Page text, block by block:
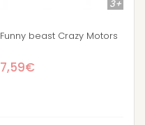
3+
Funny beast Crazy Motors
7,59€